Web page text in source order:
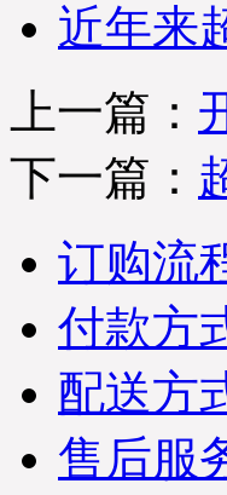
近年来
上一篇：
下一篇：
订购流
付款方
配送方
售后服